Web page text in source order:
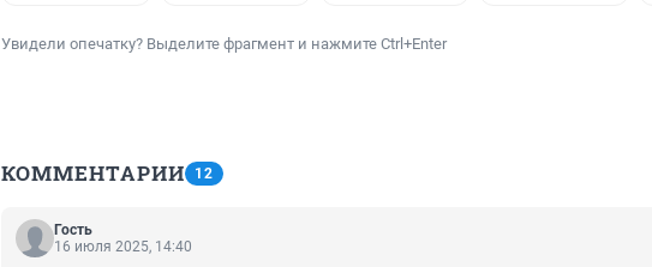
Увидели опечатку? Выделите фрагмент и нажмите Ctrl+Enter
КОММЕНТАРИИ 12
Гость
16 июля 2025, 14:40